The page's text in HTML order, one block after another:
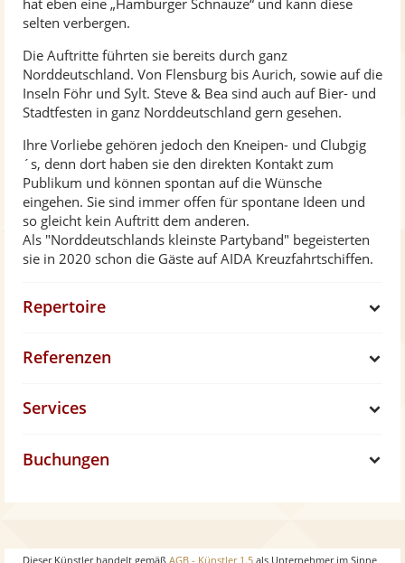
hat eben eine „Hamburger Schnauze“ und kann diese
selten verbergen.
Die Auftritte führten sie bereits durch ganz
Norddeutschland. Von Flensburg bis Aurich, sowie auf die
Inseln Föhr und Sylt. Steve & Bea sind auch auf Bier- und
Stadtfesten in ganz Norddeutschland gern gesehen.
Ihre Vorliebe gehören jedoch den Kneipen- und Clubgig
´s, denn dort haben sie den direkten Kontakt zum
Publikum und können spontan auf die Wünsche
eingehen. Sie sind immer offen für spontane Ideen und
so gleicht kein Auftritt dem anderen.
Als "Norddeutschlands kleinste Partyband" begeisterten
sie in 2020 schon die Gäste auf AIDA Kreuzfahrtschiffen.
Repertoire
Referenzen
Services
Buchungen
Dieser Künstler handelt gemäß AGB - Künstler 1.5 als Unternehmer im Sinne